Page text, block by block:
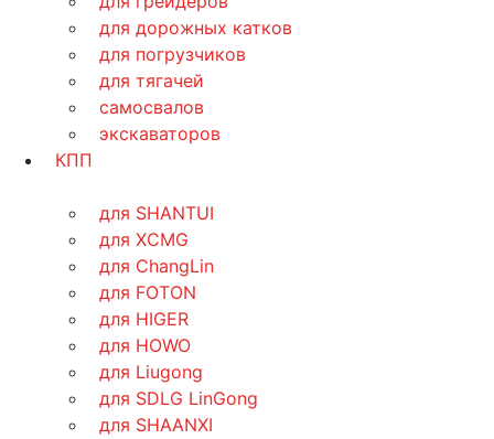
для дорожных катков
для погрузчиков
для тягачей
самосвалов
экскаваторов
КПП
для SHANTUI
для XCMG
для ChangLin
для FOTON
для HIGER
для HOWO
для Liugong
для SDLG LinGong
для SHAANXI